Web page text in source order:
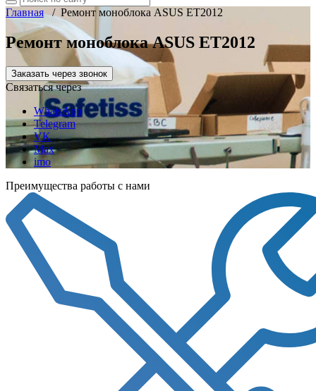
Главная/ Ремонт моноблока ASUS ET2012
Ремонт моноблока ASUS ET2012
Заказать через звонок
Связаться через
WhatsApp
Telegram
VK
Max
imo
Преимущества работы с нами